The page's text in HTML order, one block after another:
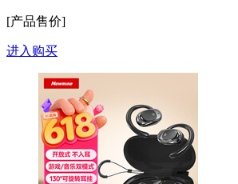
[产品售价]
进入购买